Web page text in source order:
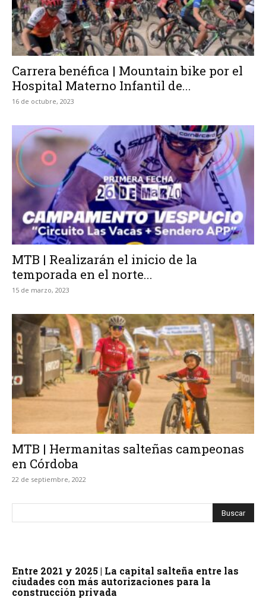
Carrera benéfica | Mountain bike por el
Hospital Materno Infantil de...
16 de octubre, 2023
MTB | Realizarán el inicio de la
temporada en el norte...
15 de marzo, 2023
MTB | Hermanitas salteñas campeonas
en Córdoba
22 de septiembre, 2022
Entre 2021 y 2025 | La capital salteña entre las
ciudades con más autorizaciones para la
construcción privada